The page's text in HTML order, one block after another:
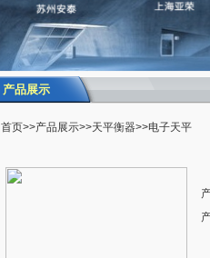
产品展示
首页>>产品展示>>天平衡器>>电子天平